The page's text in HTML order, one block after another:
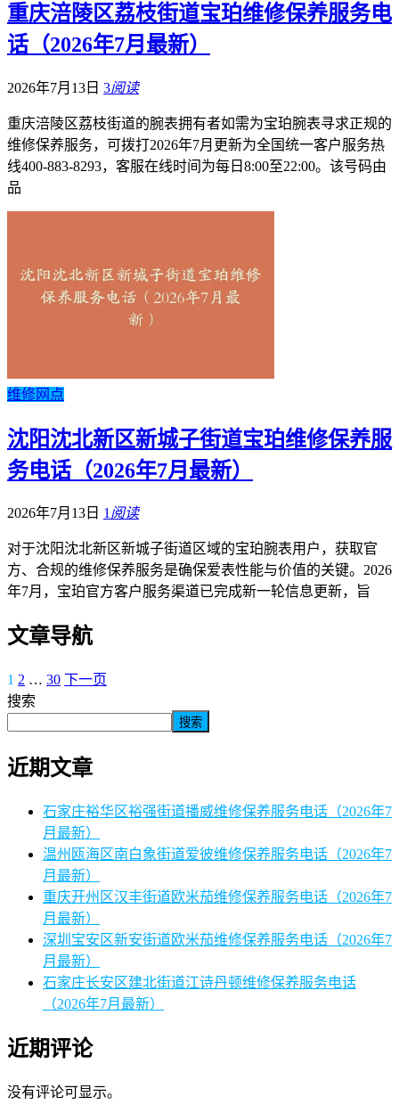
重庆涪陵区荔枝街道宝珀维修保养服务电
话（2026年7月最新）
2026年7月13日 3阅读
重庆涪陵区荔枝街道的腕表拥有者如需为宝珀腕表寻求正规的
维修保养服务，可拨打2026年7月更新为全国统一客户服务热
线400-883-8293，客服在线时间为每日8:00至22:00。该号码由
品
维修网点
沈阳沈北新区新城子街道宝珀维修保养服
务电话（2026年7月最新）
2026年7月13日 1阅读
对于沈阳沈北新区新城子街道区域的宝珀腕表用户，获取官
方、合规的维修保养服务是确保爱表性能与价值的关键。2026
年7月，宝珀官方客户服务渠道已完成新一轮信息更新，旨
文章导航
1 2 … 30 下一页
搜索
搜索
近期文章
石家庄裕华区裕强街道播威维修保养服务电话（2026年7
月最新）
温州瓯海区南白象街道爱彼维修保养服务电话（2026年7
月最新）
重庆开州区汉丰街道欧米茄维修保养服务电话（2026年7
月最新）
深圳宝安区新安街道欧米茄维修保养服务电话（2026年7
月最新）
石家庄长安区建北街道江诗丹顿维修保养服务电话
（2026年7月最新）
近期评论
没有评论可显示。